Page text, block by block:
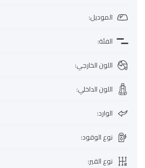
الموديل:
الفئة:
اللون الخارجي:
اللون الداخلي:
الوارد:
نوع الوقود:
نوع القير: